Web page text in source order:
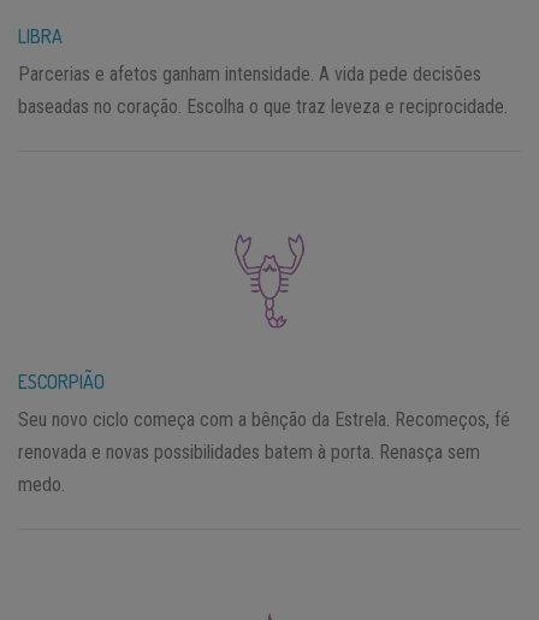
LIBRA
Parcerias e afetos ganham intensidade. A vida pede decisões
baseadas no coração. Escolha o que traz leveza e reciprocidade.
ESCORPIÃO
Seu novo ciclo começa com a bênção da Estrela. Recomeços, fé
renovada e novas possibilidades batem à porta. Renasça sem
medo.